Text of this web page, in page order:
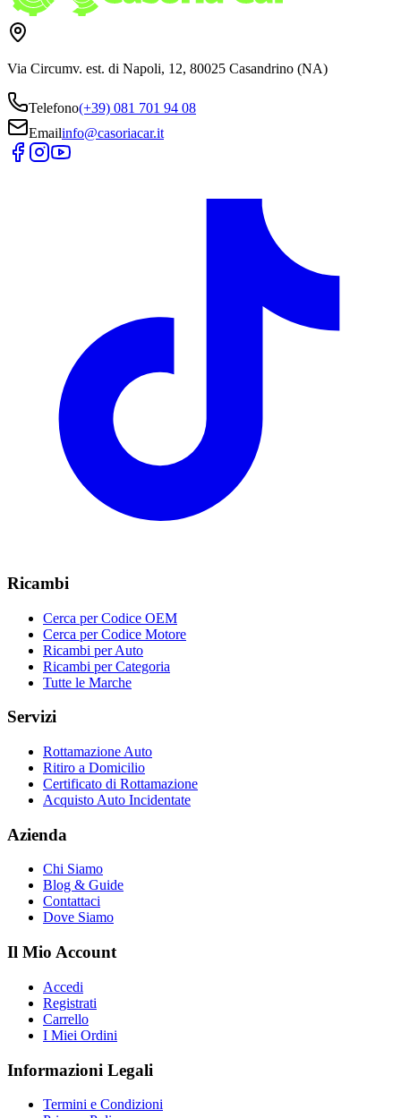
Via Circumv. est. di Napoli, 12, 80025 Casandrino (NA)
Telefono(+39) 081 701 94 08
Emailinfo@casoriacar.it
Ricambi
Cerca per Codice OEM
Cerca per Codice Motore
Ricambi per Auto
Ricambi per Categoria
Tutte le Marche
Servizi
Rottamazione Auto
Ritiro a Domicilio
Certificato di Rottamazione
Acquisto Auto Incidentate
Azienda
Chi Siamo
Blog & Guide
Contattaci
Dove Siamo
Il Mio Account
Accedi
Registrati
Carrello
I Miei Ordini
Informazioni Legali
Termini e Condizioni